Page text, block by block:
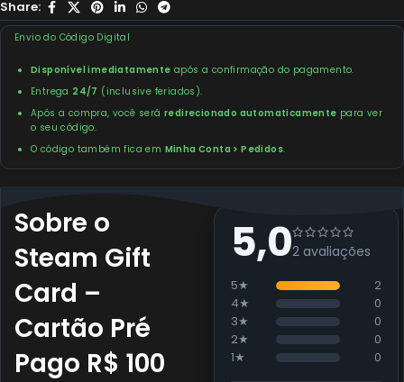
Share:
Envio do Código Digital
Disponível imediatamente após a confirmação do pagamento.
Entrega 24/7 (inclusive feriados).
Após a compra, você será redirecionado automaticamente para ver
o seu código.
O código também fica em Minha Conta > Pedidos.
Sobre o
Steam Gift
Card –
Cartão Pré
Pago R$ 100
5,02 avaliações
5★
2
4★
0
3★
0
2★
0
1★
0